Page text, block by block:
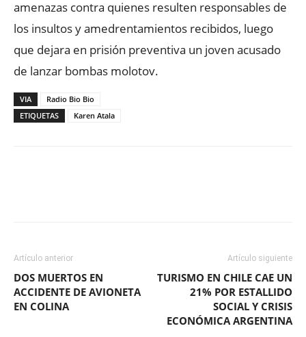
amenazas contra quienes resulten responsables de
los insultos y amedrentamientos recibidos, luego
que dejara en prisión preventiva un joven acusado
de lanzar bombas molotov.
VIA
Radio Bio Bio
ETIQUETAS
Karen Atala
Artículo anterior
DOS MUERTOS EN
ACCIDENTE DE AVIONETA
EN COLINA
Artículo siguiente
TURISMO EN CHILE CAE UN
21% POR ESTALLIDO
SOCIAL Y CRISIS
ECONÓMICA ARGENTINA